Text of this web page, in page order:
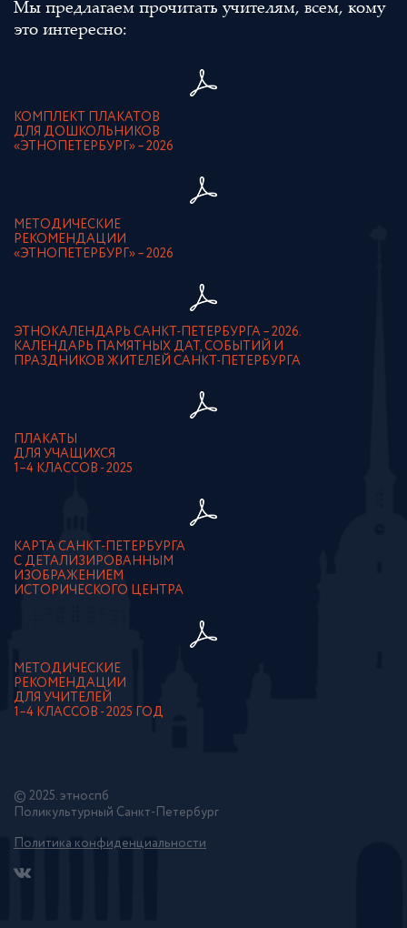
Мы предлагаем прочитать учителям, всем, кому
это интересно:
КОМПЛЕКТ ПЛАКАТОВ
ДЛЯ ДОШКОЛЬНИКОВ
«ЭТНОПЕТЕРБУРГ» – 2026
МЕТОДИЧЕСКИЕ
РЕКОМЕНДАЦИИ
«ЭТНОПЕТЕРБУРГ» – 2026
ЭТНОКАЛЕНДАРЬ САНКТ-ПЕТЕРБУРГА – 2026.
КАЛЕНДАРЬ ПАМЯТНЫХ ДАТ, СОБЫТИЙ И
ПРАЗДНИКОВ ЖИТЕЛЕЙ САНКТ-ПЕТЕРБУРГА
ПЛАКАТЫ
ДЛЯ УЧАЩИХСЯ
1–4 КЛАССОВ - 2025
КАРТА САНКТ-ПЕТЕРБУРГА
С ДЕТАЛИЗИРОВАННЫМ
ИЗОБРАЖЕНИЕМ
ИСТОРИЧЕСКОГО ЦЕНТРА
МЕТОДИЧЕСКИЕ
РЕКОМЕНДАЦИИ
ДЛЯ УЧИТЕЛЕЙ
1–4 КЛАССОВ - 2025 ГОД
© 2025. этноспб
Поликультурный Санкт-Петербург
Политика конфиденциальности